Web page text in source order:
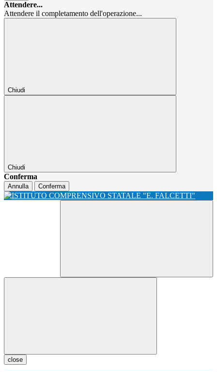
Attendere...
Attendere il completamento dell'operazione...
Chiudi
Chiudi
Conferma
Annulla Conferma
close